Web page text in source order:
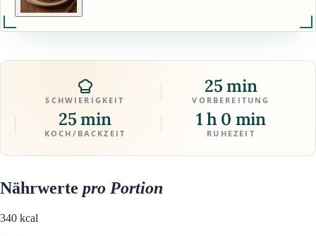
SCHWIERIGKEIT
25 min
VORBEREITUNG
25 min
KOCH/BACKZEIT
1 h 0 min
RUHEZEIT
Nährwerte pro Portion
340 kcal